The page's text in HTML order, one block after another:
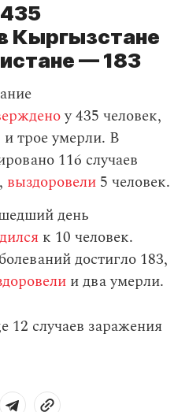
Кыргызстане
— 183
у 435 человек,
трое умерли. В
116 случаев
, выздоровели 5 человек.
день
к 10 человек.
достигло 183,
и два умерли.
12 случаев заражения